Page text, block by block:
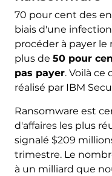
70 pour cent des
biais d'une
procéder à payer
plus de 50 pour
pas payer. Voilà ce
réalisé par IBM
Ransomware est
d'affaires les plus
signalé $209
trimestre. Le
à un milliard que